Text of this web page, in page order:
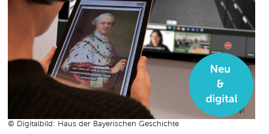
© Digitalbild: Haus der Bayerischen Geschichte